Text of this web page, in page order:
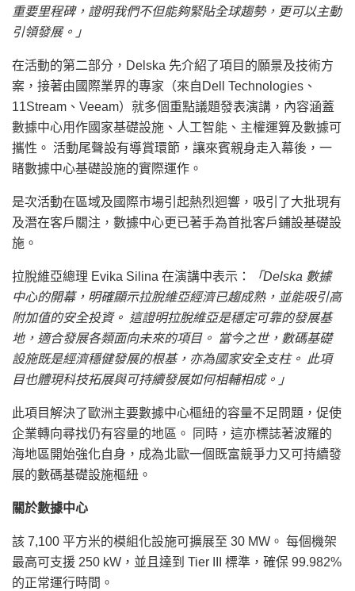
重要里程碑，證明我們不但能夠緊貼全球趨勢，更可以主動
引領發展。」
在活動的第二部分，Delska 先介紹了項目的願景及技術方
案，接著由國際業界的專家（來自Dell Technologies、
11Stream、Veeam）就多個重點議題發表演講，內容涵蓋
數據中心用作國家基礎設施、人工智能、主權運算及數據可
攜性。 活動尾聲設有導賞環節，讓來賓親身走入幕後，一
睹數據中心基礎設施的實際運作。
是次活動在區域及國際市場引起熱烈迴響，吸引了大批現有
及潛在客戶關注，數據中心更已著手為首批客戶鋪設基礎設
施。
拉脫維亞總理 Evika Silina 在演講中表示：
「Delska 數據
中心的開幕，明確顯示拉脫維亞經濟已趨成熟，並能吸引高
附加值的安全投資。 這證明拉脫維亞是穩定可靠的發展基
地，適合發展各類面向未來的項目。 當今之世，數碼基礎
設施既是經濟穩健發展的根基，亦為國家安全支柱。 此項
目也體現科技拓展與可持續發展如何相輔相成。」
此項目解決了歐洲主要數據中心樞紐的容量不足問題，促使
企業轉向尋找仍有容量的地區。 同時，這亦標誌著波羅的
海地區開始強化自身，成為北歐一個既富競爭力又可持續發
展的數碼基礎設施樞紐。
關於數據中心
該 7,100 平方米的模組化設施可擴展至 30 MW。 每個機架
最高可支援 250 kW，並且達到 Tier III 標準，確保 99.982%
的正常運行時間。